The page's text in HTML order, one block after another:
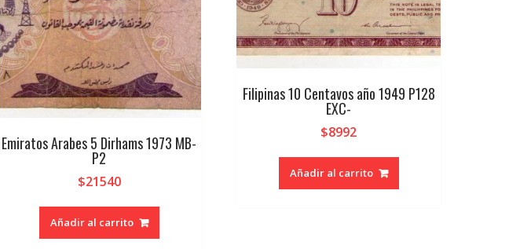
Emiratos Arabes 5 Dirhams 1973 MB-
P2
$21540
Añadir al carrito
Filipinas 10 Centavos año 1949 P128
EXC-
$8992
Añadir al carrito